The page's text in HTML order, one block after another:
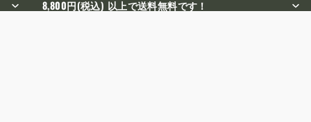
8,800円(税込) 以上で送料無料です！